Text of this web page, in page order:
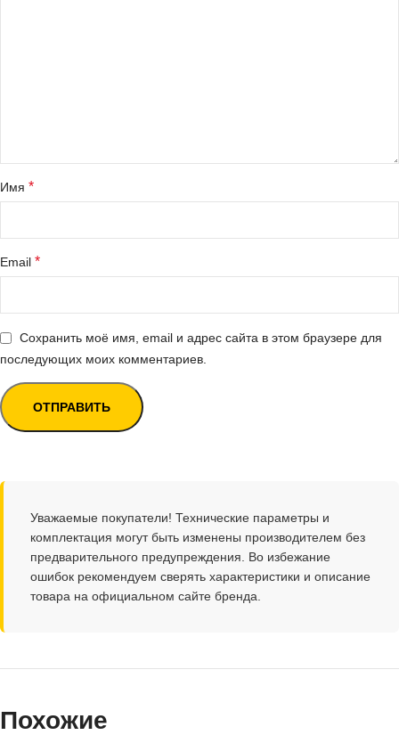
Имя *
Email *
Сохранить моё имя, email и адрес сайта в этом браузере для
последующих моих комментариев.
Уважаемые покупатели! Технические параметры и
комплектация могут быть изменены производителем без
предварительного предупреждения. Во избежание
ошибок рекомендуем сверять характеристики и описание
товара на официальном сайте бренда.
Похожие